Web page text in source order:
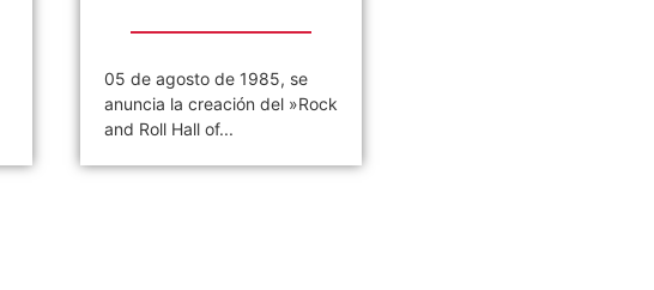
05 de agosto de 2003. Se
publica el álbum llamado
«Thickskin». Es el cuarto